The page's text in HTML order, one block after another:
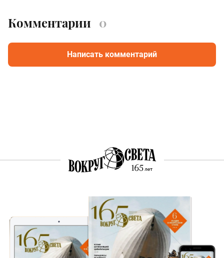
Комментарии 0
Написать комментарий